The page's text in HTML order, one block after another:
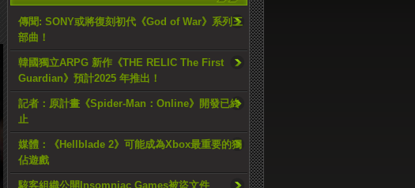
傳聞: SONY或將復刻初代《God of War》系列三
部曲！
韓國獨立ARPG 新作《THE RELIC The First
Guardian》預計2025 年推出！
記者：原計畫《Spider-Man：Online》開發已終
止
媒體：《Hellblade 2》可能成為Xbox最重要的獨
佔遊戲
駭客組織公開Insomniac Games被盜文件